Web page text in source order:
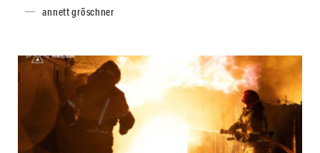
annett gröschner